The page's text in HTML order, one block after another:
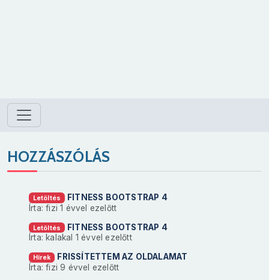
HOZZÁSZÓLÁS
Letöltés
FITNESS BOOTSTRAP 4
Írta: fizi1 évvel ezelőtt
Letöltés
FITNESS BOOTSTRAP 4
Írta: kalakal 1 évvel ezelőtt
Hírek
FRISSÍTETTEM AZ OLDALAMAT
Írta: fizi9 évvel ezelőtt